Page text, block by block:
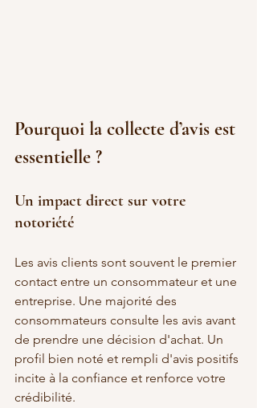
Pourquoi la collecte d’avis est
essentielle ?
Un impact direct sur votre
notoriété
Les avis clients sont souvent le premier
contact entre un consommateur et une
entreprise. Une majorité des
consommateurs consulte les avis avant
de prendre une décision d'achat. Un
profil bien noté et rempli d'avis positifs
incite à la confiance et renforce votre
crédibilité.